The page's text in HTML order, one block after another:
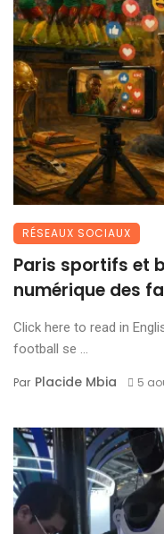
RÉSEAUX SOCIAUX
Paris sportifs et
numérique des
Click here to read in
football se ...
Par Placide Mbia 5